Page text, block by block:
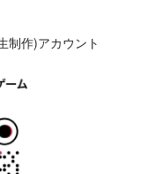
制作)アカウント